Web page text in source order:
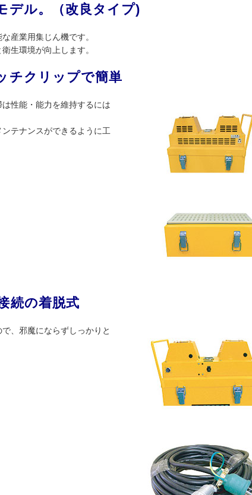
デル。（改良タイプ)
産業用集じん機です。
生環境が向上します。
チクリップで簡単
性能・能力を維持するには
テナンスができるように工
続の着脱式
、邪魔にならずしっかりと